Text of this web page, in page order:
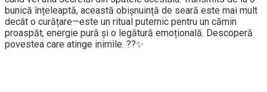
bunică înțeleaptă, această obișnuință de seară este mai mult
decât o curățare—este un ritual puternic pentru un cămin
proaspăt, energie pură și o legătură emoțională. Descoperă
povestea care atinge inimile. ??✨